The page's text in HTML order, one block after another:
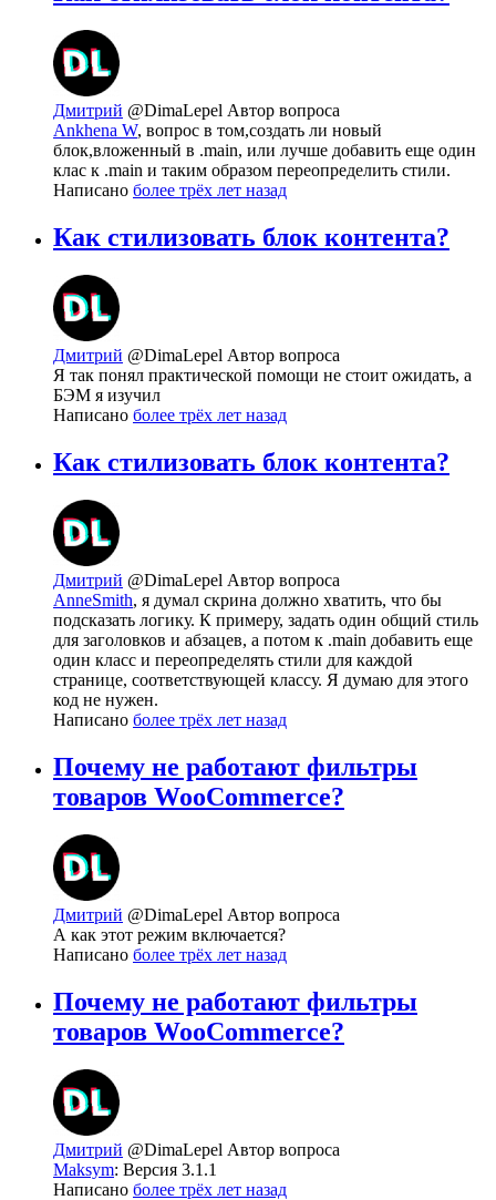
Дмитрий @DimaLepel Автор вопроса
Ankhena W, вопрос в том,создать ли новый
блок,вложенный в .main, или лучше добавить еще один
клас к .main и таким образом переопределить стили.
Написано более трёх лет назад
Как стилизовать блок контента?
Дмитрий @DimaLepel Автор вопроса
Я так понял практической помощи не стоит ожидать, а
БЭМ я изучил
Написано более трёх лет назад
Как стилизовать блок контента?
Дмитрий @DimaLepel Автор вопроса
AnneSmith, я думал скрина должно хватить, что бы
подсказать логику. К примеру, задать один общий стиль
для заголовков и абзацев, а потом к .main добавить еще
один класс и переопределять стили для каждой
странице, соответствующей классу. Я думаю для этого
код не нужен.
Написано более трёх лет назад
Почему не работают фильтры
товаров WooCommerce?
Дмитрий @DimaLepel Автор вопроса
А как этот режим включается?
Написано более трёх лет назад
Почему не работают фильтры
товаров WooCommerce?
Дмитрий @DimaLepel Автор вопроса
Maksym: Версия 3.1.1
Написано более трёх лет назад